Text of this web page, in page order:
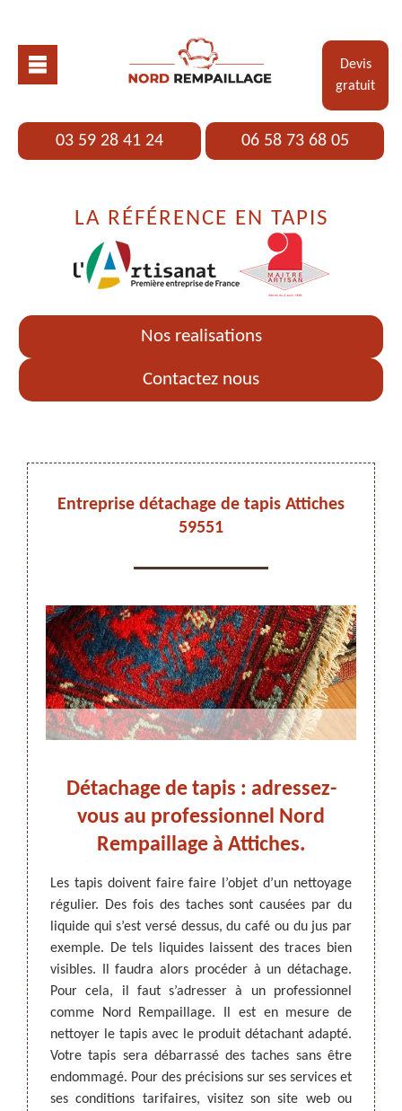
Devis
gratuit
03 59 28 41 24 06 58 73 68 05
LA RÉFÉRENCE EN TAPIS
Nos realisations
Contactez nous
ARTISAN DEZITTER, REMPAILLAGE -
CANNAGE - RECOLLAGE, 59 NORD
Entreprise détachage de tapis Attiches
59551
à
au-
il est
une
un
vous
les
un
Détachage de tapis : adressez-
vous au professionnel Nord
Rempaillage à Attiches.
Les tapis doivent faire faire l’objet d’un nettoyage
régulier. Des fois des taches sont causées par du
liquide qui s’est versé dessus, du café ou du jus par
exemple. De tels liquides laissent des traces bien
visibles. Il faudra alors procéder à un détachage.
Pour cela, il faut s’adresser à un professionnel
comme Nord Rempaillage. Il est en mesure de
nettoyer le tapis avec le produit détachant adapté.
Votre tapis sera débarrassé des taches sans être
endommagé. Pour des précisions sur ses services et
ses conditions tarifaires, visitez son site web ou
Pour
votre
des
de
de
qu’il
tarifs